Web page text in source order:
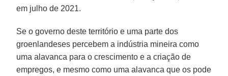
em julho de 2021.
Se o governo deste território e uma parte dos
groenlandeses percebem a indústria mineira como
uma alavanca para o crescimento e a criação de
empregos, e mesmo como uma alavanca que os pode